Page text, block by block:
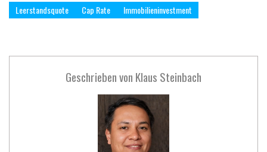
Leerstandsquote
Cap Rate Immobilieninvestment
Geschrieben von Klaus Steinbach